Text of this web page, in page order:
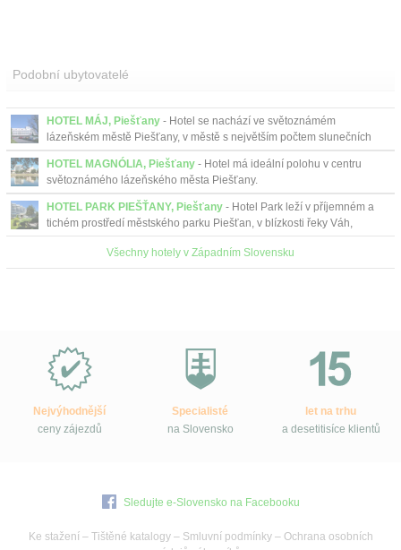
Podobní ubytovatelé
HOTEL MÁJ, Piešťany - Hotel se nachází ve světoznámém
lázeňském městě Piešťany, v městě s největším počtem slunečních
dní v roce na Slovensku....
HOTEL MAGNÓLIA, Piešťany - Hotel má ideální polohu v centru
světoznámého lázeňského města Piešťany.
HOTEL PARK PIEŠŤANY, Piešťany - Hotel Park leží v příjemném a
tichém prostředí městského parku Piešťan, v blízkosti řeky Váh,
necelých 500 m od pěší zóny s obchody a k...
Všechny hotely v Západním Slovensku
Slovensko.cz?
Nejvýhodnější
ceny zájezdů
Specialisté
na Slovensko
let na trhu
a desetitisíce klientů
Sledujte e-Slovensko na Facebooku
Ke stažení– Tištěné katalogy– Smluvní podmínky– Ochrana osobních